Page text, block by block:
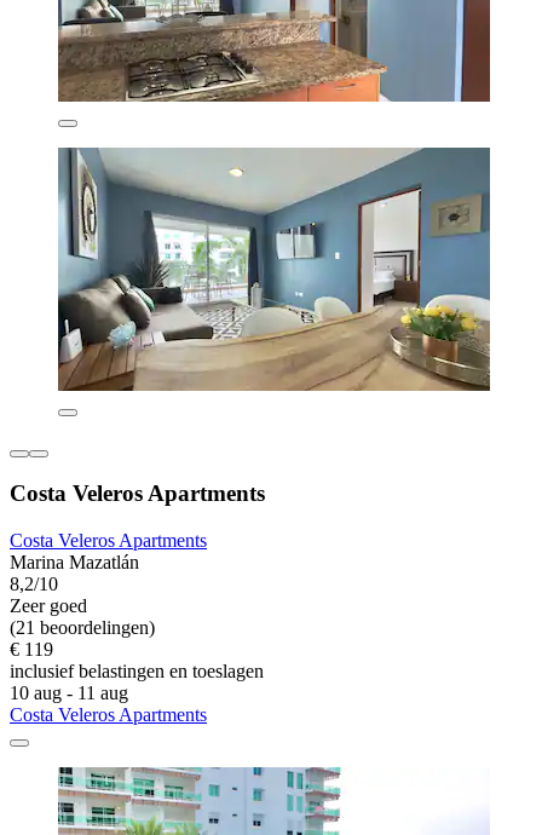
Costa Veleros Apartments
Costa Veleros Apartments
Marina Mazatlán
8,2/10
Zeer goed
(21 beoordelingen)
€ 119
inclusief belastingen en toeslagen
10 aug - 11 aug
Costa Veleros Apartments